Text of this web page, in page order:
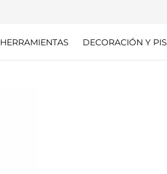
HERRAMIENTAS DECORACIÓN Y